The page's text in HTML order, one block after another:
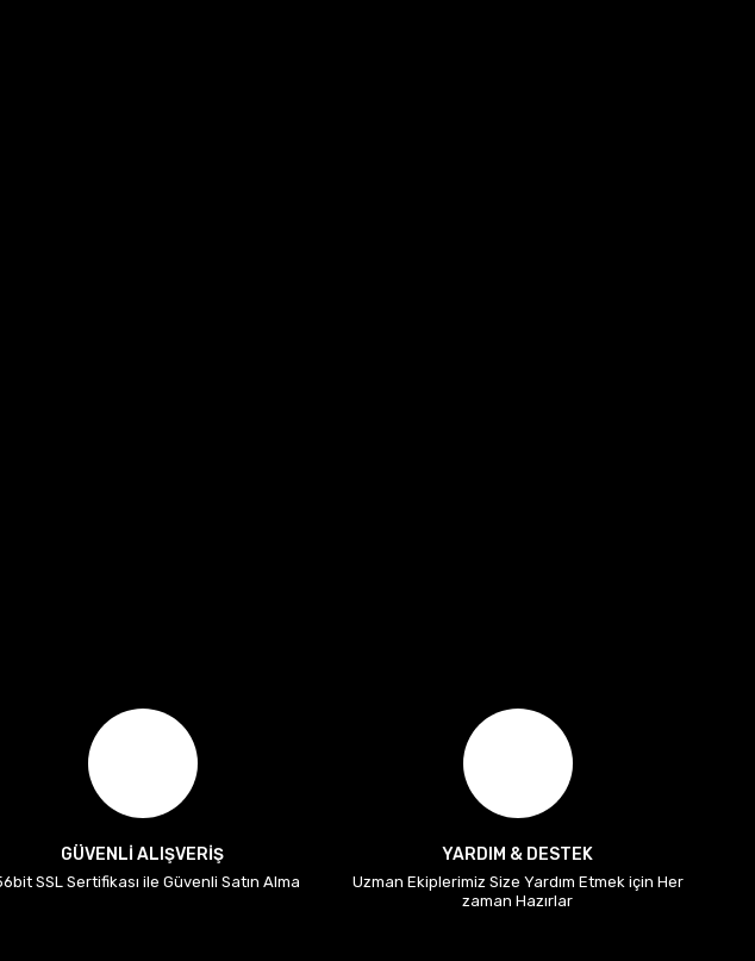
GÜVENLİ ALIŞVERİŞ
SSL Sertifikası ile Güvenli Satın Alma
YARDIM & DESTEK
Uzman Ekiplerimiz Size Yardım Etmek için Her
zaman Hazırlar